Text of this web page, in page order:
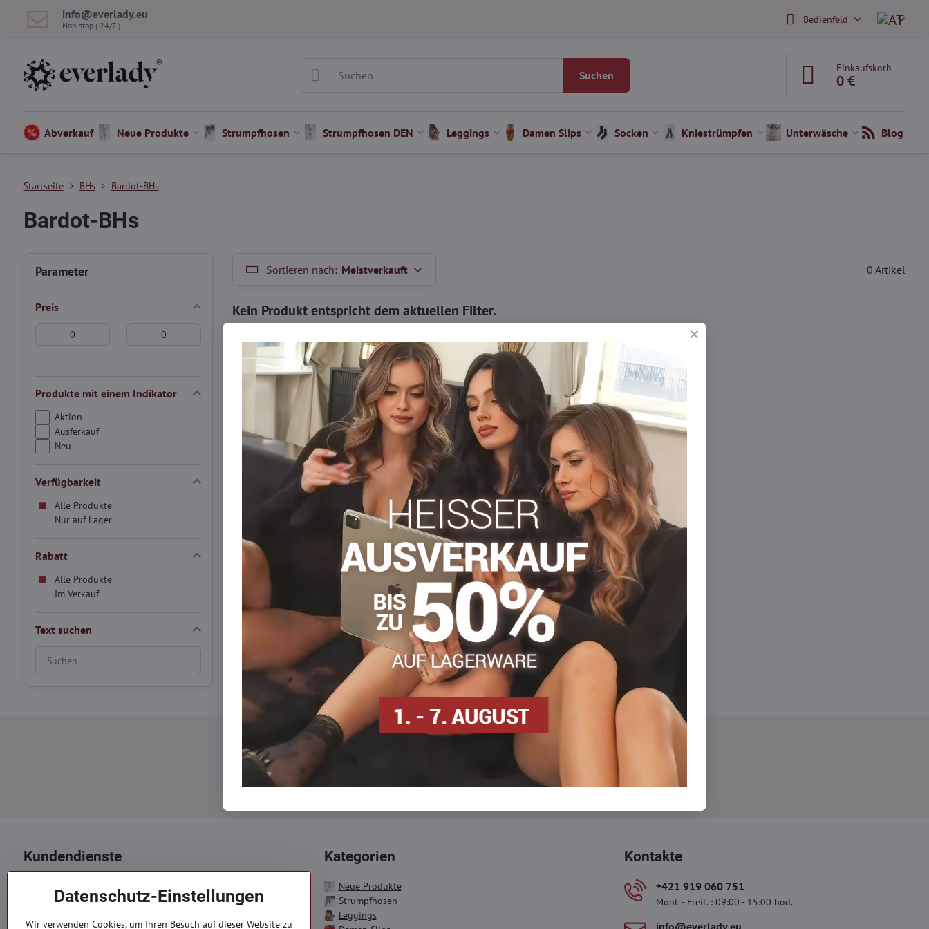
info​@everlady​.eu
Non stop ( 24/7 ) Bedienfeld
Suchen
Einkaufskorb
0 €
Abverkauf Neue Produkte Strumpfhosen Strumpfhosen DEN Leggings Damen Slips Socken Kniestrümpfen Unterwäsche Blog
Startseite BHs Bardot-BHs
Bardot-BHs
Sortieren nach: Meistverkauft 0 Artikel
Parameter
Preis
Produkte mit einem Indikator
Aktion
Ausferkauf
Neu
Verfügbarkeit
Alle Produkte
Nur auf Lager
Rabatt
Alle Produkte
Im Verkauf
Text suchen
Suchfilterergebnisse
Newsletter
Newsletter abonnieren :
Abonnieren
Kundendienste Kategorien
Neue Produkte
Strumpfhosen
Leggings
Kontakte
+421 919 060 751
Mont. - Freit. : 09:00 - 15:00 hod.
info​@everlady​.eu
Datenschutz-Einstellungen
Wir verwenden Cookies, um Ihren Besuch auf dieser Website zu